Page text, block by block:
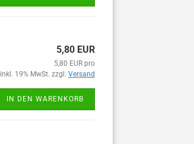
5,80 EUR
5,80 EUR pro
inkl. 19% MwSt. zzgl. Versand
IN DEN WARENKORB